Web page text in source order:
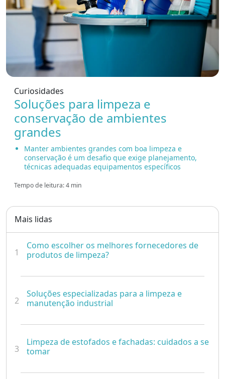
Curiosidades
Soluções para limpeza e
conservação de ambientes
grandes
Manter ambientes grandes com boa limpeza e
conservação é um desafio que exige planejamento,
técnicas adequadas equipamentos específicos
Tempo de leitura: 4 min
Mais lidas
1
Como escolher os melhores fornecedores de
produtos de limpeza?
2
Soluções especializadas para a limpeza e
manutenção industrial
3
Limpeza de estofados e fachadas: cuidados a se
tomar